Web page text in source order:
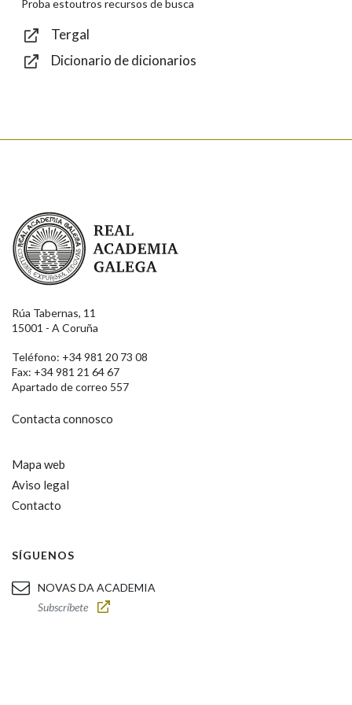
Proba estoutros recursos de busca
Tergal
Dicionario de dicionarios
Real Academia Galega
Rúa Tabernas, 11
15001 - A Coruña
Teléfono: +34 981 20 73 08
Fax: +34 981 21 64 67
Apartado de correo 557
Contacta connosco
Mapa web
Aviso legal
Contacto
SÍGUENOS
NOVAS DA ACADEMIA
Subscríbete